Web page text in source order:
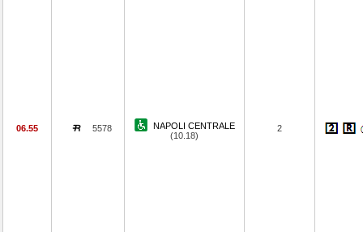
06.55 5578
NAPOLI CENTRALE
(10.18)
2